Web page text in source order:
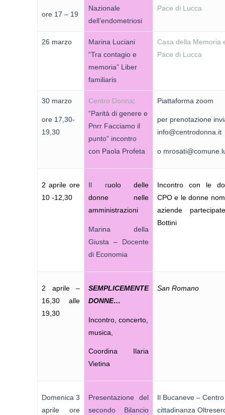
ore 17 – 19
Nazionale
dell’endometriosi
Pace di Lucca
26 marzo
Marina Luciani
“Tra contagio e
memoria” Liber
familiaris
Casa della Memoria
Pace di Lucca
30 marzo
ore 17,30-
19,30
Centro Donna:
“Parità di genere e
Pnrr Facciamo il
punto” incontro
con Paola Profeta
Piattaforma zoom
per prenotazione
info@centrodonna.it
o
2 aprile ore
10 -12,30
Il ruolo delle
donne nelle
amministrazioni
Marina della
Giusta – Docente
di Economia
Incontro con le
CPO e le donne
aziende
Bottini
2 aprile –
16,30 alle
19,30
SEMPLICEMENTE
DONNE…
Incontro, concerto,
musica,
Coordina Ilaria
Vietina
San Romano
Domenica 3
aprile ore
Presentazione del
secondo Bilancio
Il Bucaneve – Centro
cittadinanza